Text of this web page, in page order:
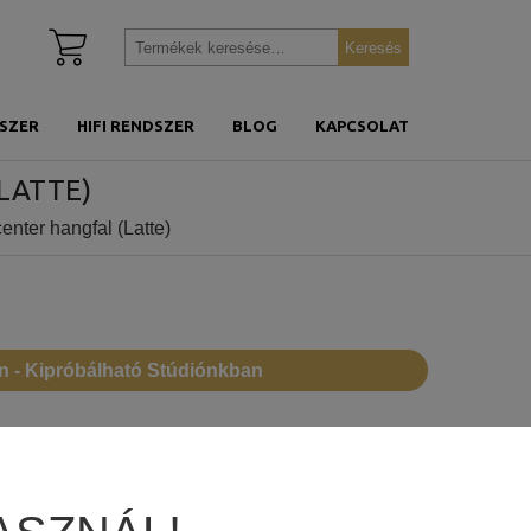
HIFI RENDSZER BLOG KAPCSOLAT
Kosár
Keresés
Keresés
hangfal (Latte)
- Kipróbálható Stúdiónkban